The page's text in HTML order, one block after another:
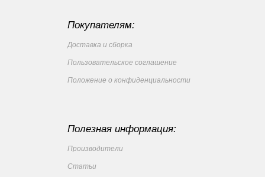
Покупателям:
Доставка и сборка
Пользовательское соглашение
Положение о конфиденциальности
Полезная информация:
Производители
Статьи